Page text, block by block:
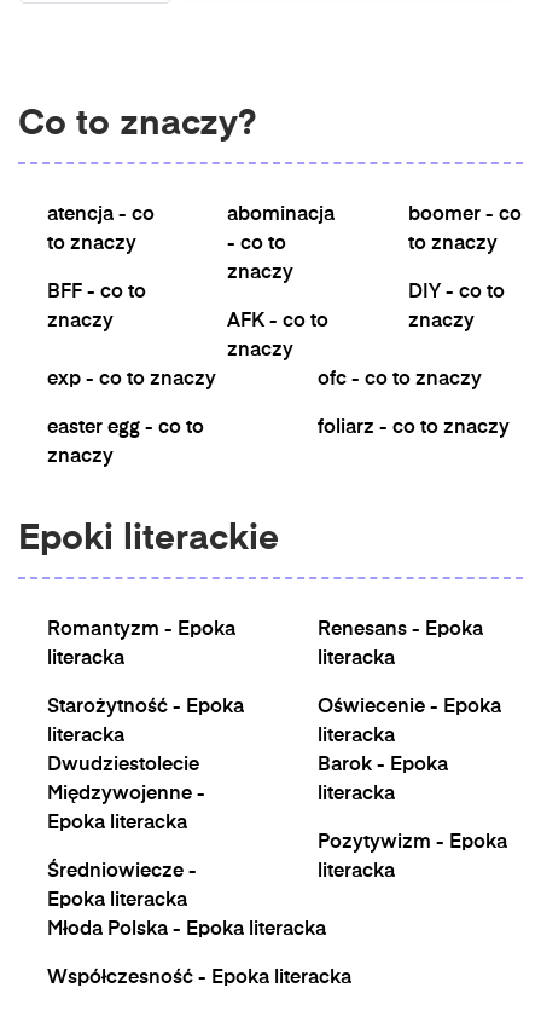
Co to znaczy?
atencja - co
to znaczy
BFF - co to
znaczy
abominacja
- co to
znaczy
AFK - co to
znaczy
boomer - co
to znaczy
DIY - co to
znaczy
exp - co to znaczy
easter egg - co to
znaczy
ofc - co to znaczy
foliarz - co to znaczy
Epoki literackie
Romantyzm - Epoka
literacka
Starożytność - Epoka
literacka
Renesans - Epoka
literacka
Oświecenie - Epoka
literacka
Dwudziestolecie
Międzywojenne -
Epoka literacka
Średniowiecze -
Epoka literacka
Barok - Epoka
literacka
Pozytywizm - Epoka
literacka
Młoda Polska - Epoka literacka
Współczesność - Epoka literacka